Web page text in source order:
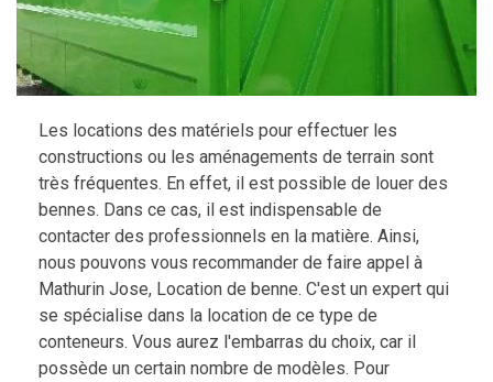
Les locations des matériels pour effectuer les
constructions ou les aménagements de terrain sont
très fréquentes. En effet, il est possible de louer des
bennes. Dans ce cas, il est indispensable de
contacter des professionnels en la matière. Ainsi,
nous pouvons vous recommander de faire appel à
Mathurin Jose, Location de benne. C'est un expert qui
se spécialise dans la location de ce type de
conteneurs. Vous aurez l'embarras du choix, car il
possède un certain nombre de modèles. Pour